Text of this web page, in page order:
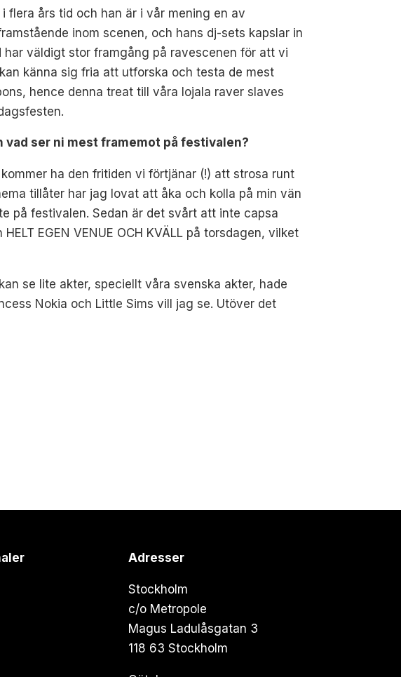
flera års tid och han är i vår mening en av
inom scenen, och hans dj-sets kapslar in
väldigt stor framgång på ravescenen för att vi
känna sig fria att utforska och testa de mest
hence denna treat till våra lojala raver slaves
ser ni mest framemot på festivalen?
ha den fritiden vi förtjänar (!) att strosa runt
tillåter har jag lovat att åka och kolla på min vän
på festivalen. Sedan är det svårt att inte capsa
EGEN VENUE OCH KVÄLL på torsdagen, vilket
se lite akter, speciellt våra svenska akter, hade
Nokia och Little Sims vill jag se. Utöver det
Adresser
Stockholm
c/o Metropole
Magus Ladulåsgatan 3
118 63 Stockholm